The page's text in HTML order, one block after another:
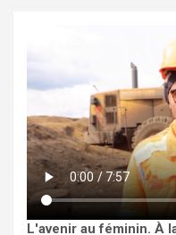
L'avenir au féminin. À